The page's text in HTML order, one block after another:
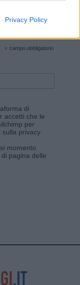
Privacy Policy
e ricevi le nostre
* campo obbligatorio
di
accetti che le
per
sulla privacy
momento
pagina delle